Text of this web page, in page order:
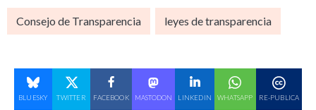
Consejo de Transparencia leyes de transparencia
BLUESKY TWITTER FACEBOOK MASTODON LINKEDIN WHATSAPP RE-PUBLICA